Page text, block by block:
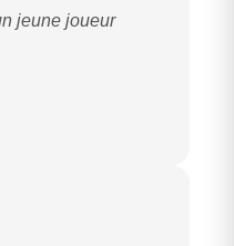
jeune joueur